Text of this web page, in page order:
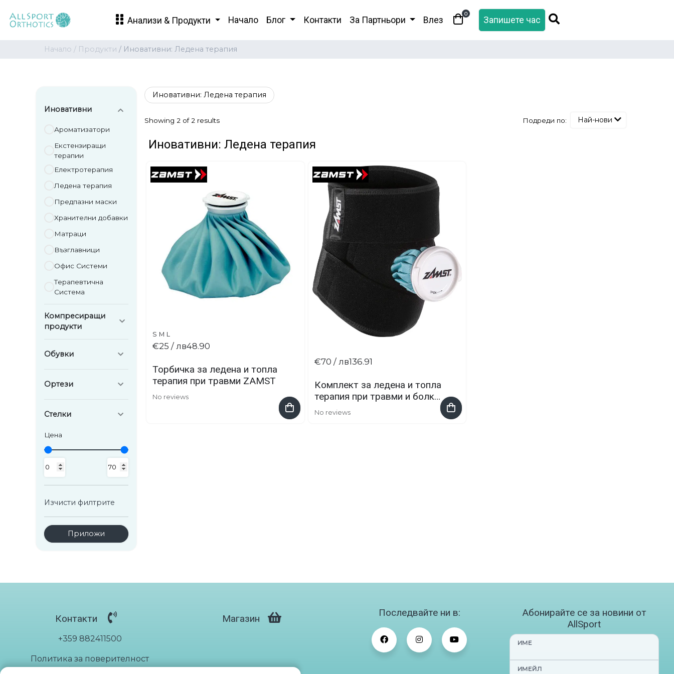
Анализи & Продукти Начало Блог Контакти За Партньори Влез
0
Запишете час
Начало / Продукти / Иновативни: Ледена терапия
Иновативни
Ароматизатори
Екстензиращи
терапии
Електротерапия
Ледена терапия
Предпазни маски
Хранителни добавки
Матраци
Възглавници
Офис Системи
Терапевтична
Система
Компресиращи
продукти
Фин трикотаж
Обувки
Ортези
Кръст
Мускули
Накитници
Налакътници
Рамо
Стъпало
Стелки
Outdoor
QuickFit
Кожени
Спортни
Цена
Изчисти филтрите
Приложи
Иновативни: Ледена терапия
Showing 2 of 2 results Подреди по: Най-нови
Иновативни: Ледена терапия
S M L
Торбичка за ледена и топла
терапия при травми ZAMST
No reviews
€25 / лв48.90
Комплект за ледена и топла
терапия при травми и болки
IW-1 ZAMST
No reviews
€70 / лв136.91
Контакти
+359 882411500
Политика за поверителност
Магазин
Последвайте ни в:
Абонирайте се за новини от
AllSport
ИМЕ
ИМЕЙЛ